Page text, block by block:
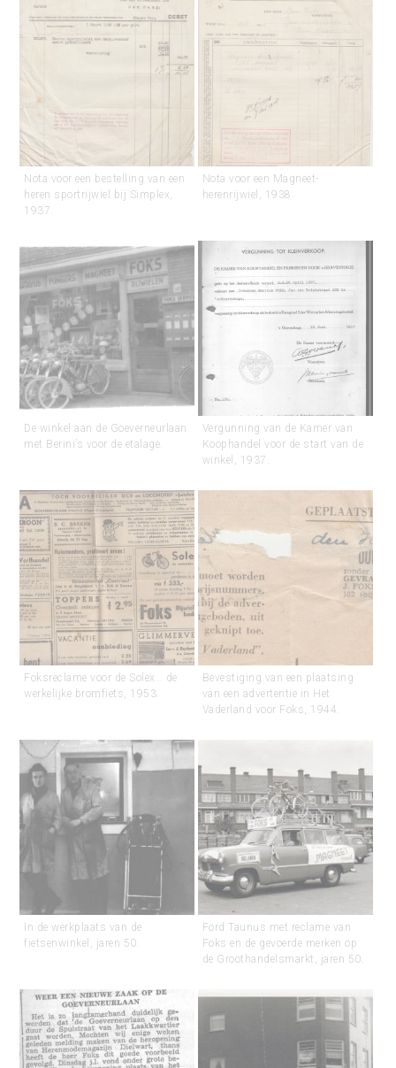
Nota voor een bestelling van een
heren sportrijwiel bij Simplex,
1937.
Nota voor een Magneet-
herenrijwiel, 1938.
De winkel aan de Goeverneurlaan
met Berini’s voor de etalage.
Vergunning van de Kamer van
Koophandel voor de start van de
winkel, 1937.
Foksreclame voor de Solex… de
werkelijke bromfiets, 1953.
Bevestiging van een plaatsing
van een advertentie in Het
Vaderland voor Foks, 1944.
In de werkplaats van de
fietsenwinkel, jaren 50.
Ford Taunus met reclame van
Foks en de gevoerde merken op
de Groothandelsmarkt, jaren 50.